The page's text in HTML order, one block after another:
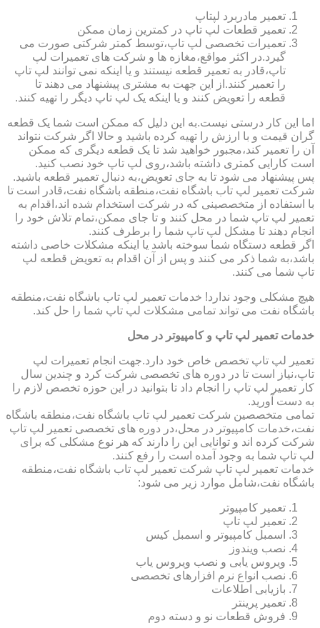
تعمیر مادربرد لپتاپ
تعمیر قطعات لپ تاپ در کمترین زمان ممکن
تعمیرات تخصصی لپ تاپ،توسط کمتر شرکتی صورت می
گیرد.در اکثر مواقع،مغازه ها و شرکت های تعمیرات لپ
تاپ،قادر به تعمیر قطعه نیستند و یا اینکه نمی توانند لپ تاپ
را تعمیر کنند.از این جهت به مشتری پیشنهاد می دهند تا
قطعه را تعویض کنند و یا اینکه یک لپ تاپ دیگر را تهیه کنند.
اما این کار درستی نیست.به این دلیل که ممکن است شما یک قطعه
گران قیمت و با ارزش را تهیه کرده باشید و حالا اگر شرکت نتواند
آن را تعمیر کند،مجبور خواهید شد تا یک قطعه دیگری که ممکن
است کارایی کمتری داشته باشد،روی لپ تاپ خود نصب کنید.
پس پیشنهاد می شود تا به جای تعویض،به دنبال تعمیر قطعه باشید.
شرکت تعمیر لپ تاب باشگاه نفت،منطقه باشگاه نفت،قادر است تا
با استفاده از متخصصینی که در شرکت استخدام شده اند،اقدام به
تعمیر لپ تاپ شما در محل کنند و تا جای ممکن،تمام تلاش خود را
انجام دهند تا مشکل لپ تاپ شما را برطرف کنند.
اگر قطعه دستگاه شما سوخته باشد یا اینکه مشکلات خاصی داشته
باشد،به شما ذکر می کنند و پس از آن اقدام به تعویض قطعه لپ
تاپ شما می کنند.
هیچ مشکلی وجود ندارد! خدمات تعمیر لپ تاب باشگاه نفت،منطقه
باشگاه نفت می تواند تمامی مشکلات لپ تاپ شما را حل کند.
خدمات تعمیر لپ تاپ و کامپیوتر در محل
تعمیر لپ تاپ تخصص خاص خود دارد.جهت انجام تعمیرات لپ
تاپ،نیاز است تا در دوره های تخصصی شرکت کرد و چندین سال
کار تعمیر لپ تاپ را انجام داد تا بتوانید در این حوزه تخصص لازم را
به دست آورید.
تمامی متخصصین شرکت تعمیر لپ تاب باشگاه نفت،منطقه باشگاه
نفت،خدمات کامپیوتر در محل،در دوره های تخصصی تعمیر لپ تاپ
شرکت کرده اند و توانایی این را دارند که هر نوع مشکلی که برای
لپ تاپ شما به وجود آمده است را رفع کنند.
خدمات تعمیر لپ تاپ شرکت تعمیر لپ تاب باشگاه نفت،منطقه
باشگاه نفت،شامل موارد زیر می شود:
تعمیر کامپیوتر
تعمیر لپ تاپ
اسمبل کامپیوتر و اسمبل کیس
نصب ویندوز
ویروس یابی و نصب ویروس یاب
نصب انواع نرم افزارهای تخصصی
بازیابی اطلاعات
تعمیر پرینتر
فروش قطعات نو و دسته دوم